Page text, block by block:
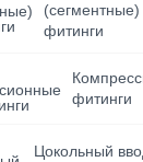
(сегментные)
фитинги
фитинги
Цокольный